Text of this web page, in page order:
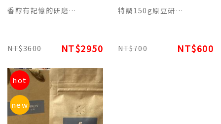
香醇有記憶的研磨濾掛咖啡買5盒送1盒平裝常客套組2950元(含稅)
NT$3600 NT$2950
特調150g原豆研磨包裝 - NY 5th Ave. 紐約第五大道美式榛果香氛咖啡
NT$700 NT$600
hot
new